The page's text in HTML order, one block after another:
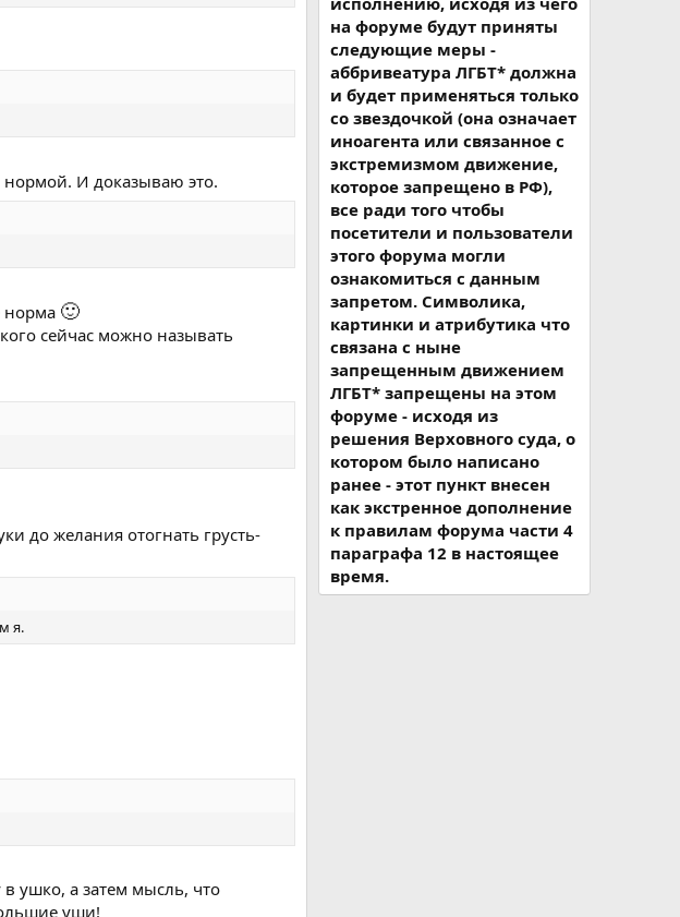
нормой. И доказываю это.
норма 🙂
сейчас можно называть
до желания отогнать грусть-
я.
ушко, а затем мысль, что
уши!
на форуме будут приняты
следующие меры -
аббривеатура ЛГБТ* должна
и будет применяться только
со звездочкой (она означает
иноагента или связанное с
экстремизмом движение,
которое запрещено в РФ),
все ради того чтобы
посетители и пользователи
этого форума могли
ознакомиться с данным
запретом. Символика,
картинки и атрибутика что
связана с ныне
запрещенным движением
ЛГБТ* запрещены на этом
форуме - исходя из
решения Верховного суда, о
котором было написано
ранее - этот пункт внесен
как экстренное дополнение
к правилам форума части 4
параграфа 12 в настоящее
время.